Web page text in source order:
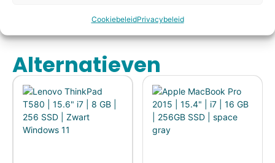
CookiebeleidPrivacybeleid
Alternatieven